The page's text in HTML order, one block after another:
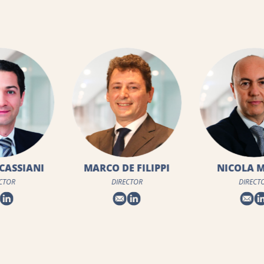
FILIPPI NICOLA MAINO
DIRECTOR
CLAUDE